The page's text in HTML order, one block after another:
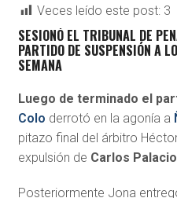
Veces leído este post: 3
SESIONÓ EL TRIBUNAL DE
PARTIDO DE SUSPENSIÓN A
SEMANA
Luego de terminado el
Colo derrotó en la agonía a
pitazo final del árbitro
expulsión de Carlos
Posteriormente Jona